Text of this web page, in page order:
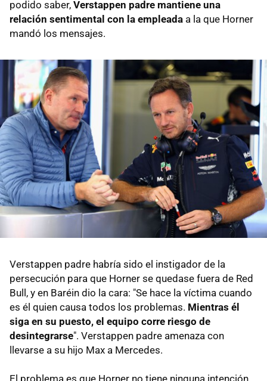
podido saber, Verstappen padre mantiene una
relación sentimental con la empleada a la que Horner
mandó los mensajes.
Verstappen padre habría sido el instigador de la
persecución para que Horner se quedase fuera de Red
Bull, y en Baréin dio la cara: "Se hace la víctima cuando
es él quien causa todos los problemas. Mientras él
siga en su puesto, el equipo corre riesgo de
desintegrarse". Verstappen padre amenaza con
llevarse a su hijo Max a Mercedes.
El problema es que Horner no tiene ninguna intención